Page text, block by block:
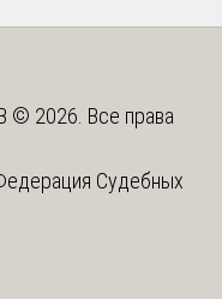
2026. Все права
Судебных